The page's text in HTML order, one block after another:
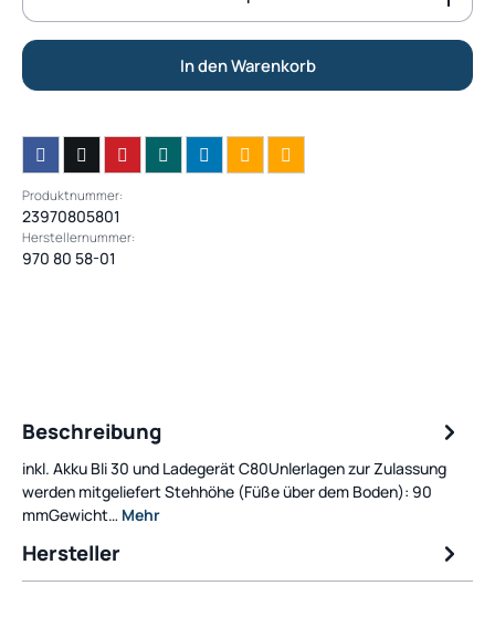
In den Warenkorb
Produktnummer:
23970805801
Herstellernummer:
970 80 58-01
Beschreibung
inkl. Akku Bli 30 und Ladegerät C80Unlerlagen zur Zulassung
werden mitgeliefert Stehhöhe (Füße über dem Boden): 90
mmGewicht… Mehr
Hersteller